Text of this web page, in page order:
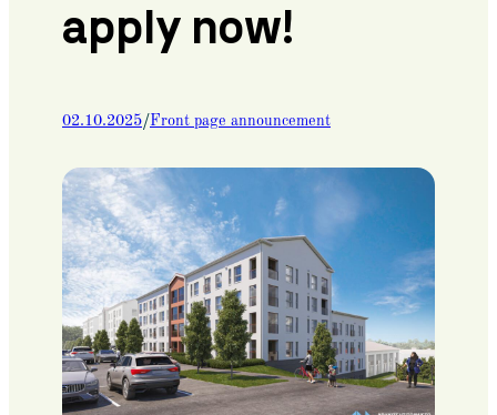
apply now!
02.10.2025/Front page announcement